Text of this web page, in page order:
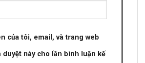
của tôi, email, và trang web
này cho lần bình luận kế